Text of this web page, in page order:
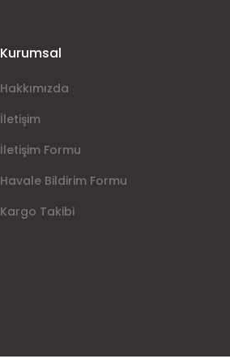
Kurumsal
Hakkımızda
İletişim
İletişim Formu
Havale Bildirim Formu
Kargo Takibi